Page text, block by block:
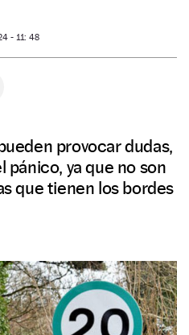
- 11: 48
provocar dudas,
ya que no son
que tienen los bordes